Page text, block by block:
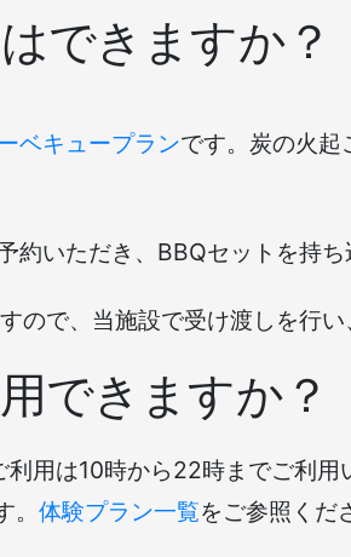
できますか？
ベキュープランです。炭の火起
いただき、BBQセットを持ち
ので、当施設で受け渡しを行
できますか？
用は10時から22時までご利用
体験プラン一覧をご参照くだ